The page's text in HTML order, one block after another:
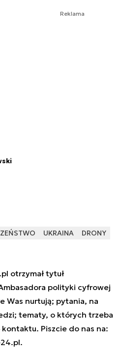
Reklama
UKRAINA DRONY
otrzymał tytuł
polityki cyfrowej
Was nurtują; pytania, na
tematy, o których trzeba
Piszcie do nas na:
.